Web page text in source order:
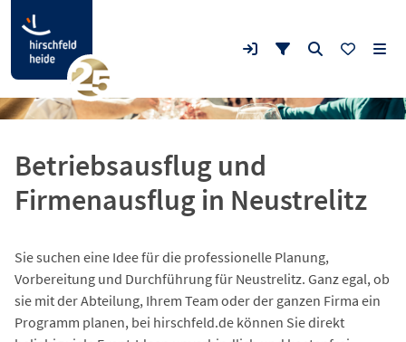
Betriebsausflug und
Firmenausflug in Neustrelitz
Sie suchen eine Idee für die professionelle Planung,
Vorbereitung und Durchführung für Neustrelitz. Ganz egal, ob
sie mit der Abteilung, Ihrem Team oder der ganzen Firma ein
Programm planen, bei hirschfeld.de können Sie direkt